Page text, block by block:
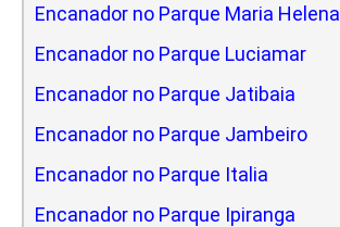
Encanador no Parque Maria Helena
Encanador no Parque Luciamar
Encanador no Parque Jatibaia
Encanador no Parque Jambeiro
Encanador no Parque Italia
Encanador no Parque Ipiranga